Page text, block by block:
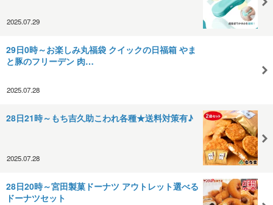
2025.07.29
29日0時～お楽しみ丸福袋 クイックの日福箱 やま
と豚のフリーデン 肉…
2025.07.28
28日21時～もち吉久助こわれ各種★送料対策有♪
2025.07.28
28日20時～宮田製菓ドーナツ アウトレット選べる
ドーナツセット